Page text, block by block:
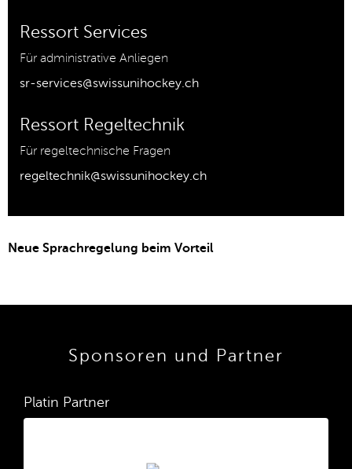
Ressort Services
Für administrative Anliegen
sr-services@swissunihockey.ch
Ressort Regeltechnik
Für regeltechnische Fragen
regeltechnik@swissunihockey.ch
Neue Sprachregelung beim Vorteil
Sponsoren und Partner
Platin Partner